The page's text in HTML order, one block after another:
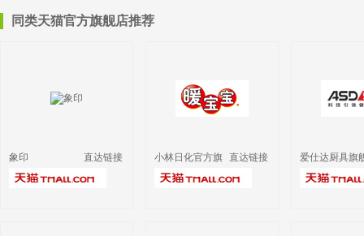
同类天猫官方旗舰店推荐
象印 直达链接
小林日化官方旗
舰店
直达链接
爱仕达厨具旗
店